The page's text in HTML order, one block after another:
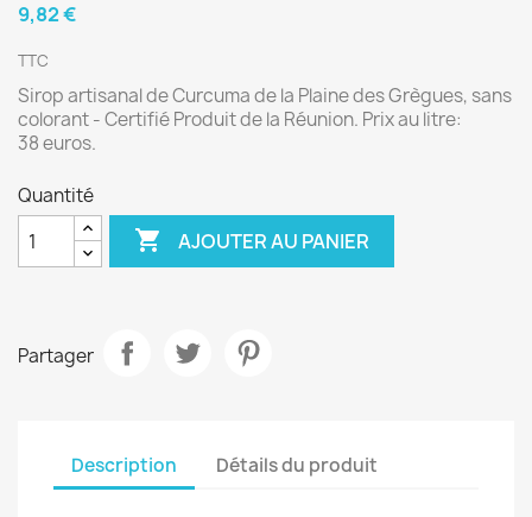
9,82 €
TTC
Sirop artisanal de Curcuma de la Plaine des Grègues, sans
colorant - Certifié Produit de la Réunion. Prix au litre:
38 euros.
Quantité
 AJOUTER AU PANIER
Partager
Description Détails du produit